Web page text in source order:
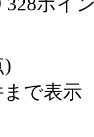
)
で表示